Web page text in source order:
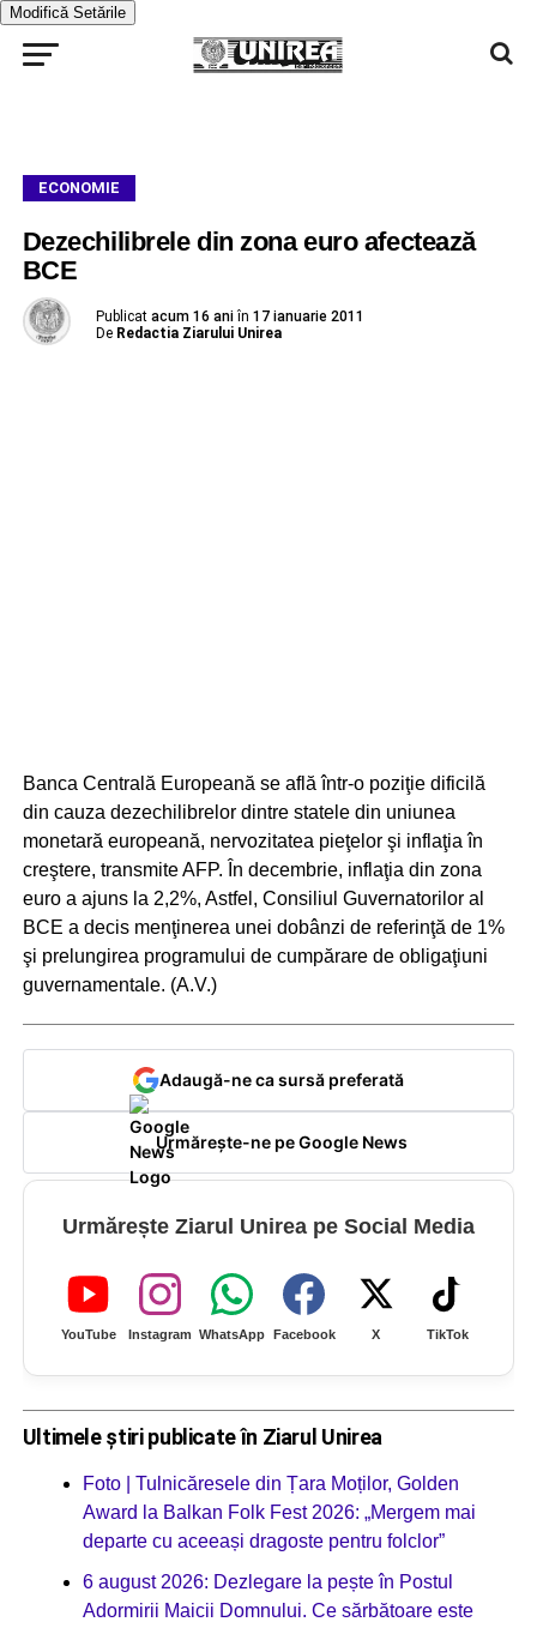
Modifică Setările
ECONOMIE
Dezechilibrele din zona euro afectează
BCE
Publicat acum 16 ani în 17 ianuarie 2011
De Redactia Ziarului Unirea
Banca Centrală Europeană se află într-o poziţie dificilă
din cauza dezechilibrelor dintre statele din uniunea
monetară europeană, nervozitatea pieţelor şi inflaţia în
creştere, transmite AFP. În decembrie, inflaţia din zona
euro a ajuns la 2,2%, Astfel, Consiliul Guvernatorilor al
BCE a decis menţinerea unei dobânzi de referinţă de 1%
şi prelungirea programului de cumpărare de obligaţiuni
guvernamentale. (A.V.)
Adaugă-ne ca sursă preferată
Urmărește-ne pe Google News
Urmărește Ziarul Unirea pe Social Media
YouTube Instagram WhatsApp Facebook X TikTok
Ultimele știri publicate în Ziarul Unirea
Foto | Tulnicăresele din Țara Moților, Golden
Award la Balkan Folk Fest 2026: „Mergem mai
departe cu aceeași dragoste pentru folclor”
6 august 2026: Dezlegare la pește în Postul
Adormirii Maicii Domnului. Ce sărbătoare este